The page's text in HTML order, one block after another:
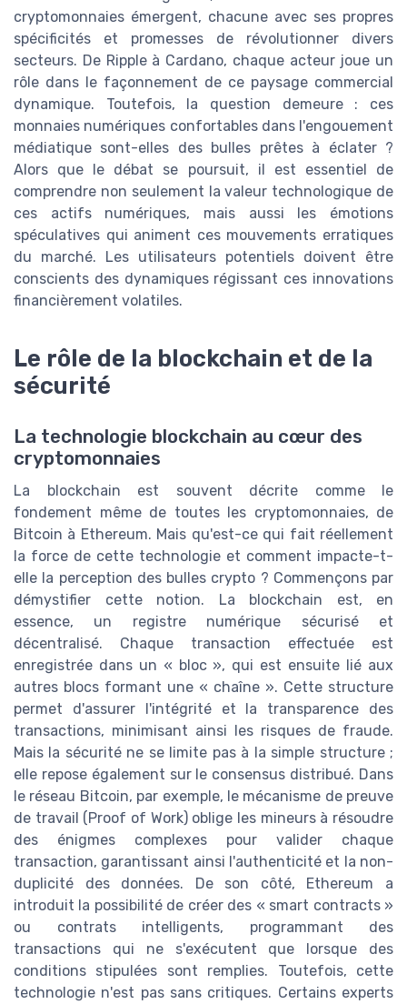
cryptomonnaies émergent, chacune avec ses propres
spécificités et promesses de révolutionner divers
secteurs. De Ripple à Cardano, chaque acteur joue un
rôle dans le façonnement de ce paysage commercial
dynamique. Toutefois, la question demeure : ces
monnaies numériques confortables dans l'engouement
médiatique sont-elles des bulles prêtes à éclater ?
Alors que le débat se poursuit, il est essentiel de
comprendre non seulement la valeur technologique de
ces actifs numériques, mais aussi les émotions
spéculatives qui animent ces mouvements erratiques
du marché. Les utilisateurs potentiels doivent être
conscients des dynamiques régissant ces innovations
financièrement volatiles.
Le rôle de la blockchain et de la
sécurité
La technologie blockchain au cœur des
cryptomonnaies
La blockchain est souvent décrite comme le
fondement même de toutes les cryptomonnaies, de
Bitcoin à Ethereum. Mais qu'est-ce qui fait réellement
la force de cette technologie et comment impacte-t-
elle la perception des bulles crypto ? Commençons par
démystifier cette notion. La blockchain est, en
essence, un registre numérique sécurisé et
décentralisé. Chaque transaction effectuée est
enregistrée dans un « bloc », qui est ensuite lié aux
autres blocs formant une « chaîne ». Cette structure
permet d'assurer l'intégrité et la transparence des
transactions, minimisant ainsi les risques de fraude.
Mais la sécurité ne se limite pas à la simple structure ;
elle repose également sur le consensus distribué. Dans
le réseau Bitcoin, par exemple, le mécanisme de preuve
de travail (Proof of Work) oblige les mineurs à résoudre
des énigmes complexes pour valider chaque
transaction, garantissant ainsi l'authenticité et la non-
duplicité des données. De son côté, Ethereum a
introduit la possibilité de créer des « smart contracts »
ou contrats intelligents, programmant des
transactions qui ne s'exécutent que lorsque des
conditions stipulées sont remplies. Toutefois, cette
technologie n'est pas sans critiques. Certains experts